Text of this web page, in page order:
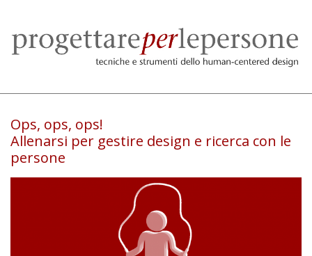
Ops, ops, ops!
Allenarsi per gestire design e ricerca con le
persone